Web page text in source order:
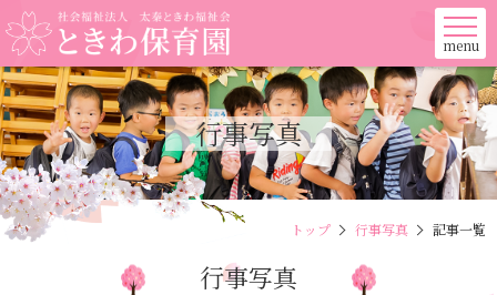
menu
行事写真
トップ 行事写真 記事一覧
行事写真